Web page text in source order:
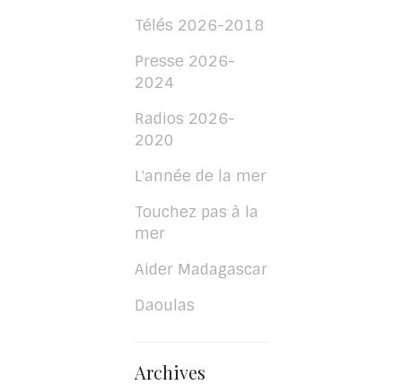
Télés 2026-2018
Presse 2026-
2024
Radios 2026-
2020
L'année de la mer
Touchez pas à la
mer
Aider Madagascar
Daoulas
Archives